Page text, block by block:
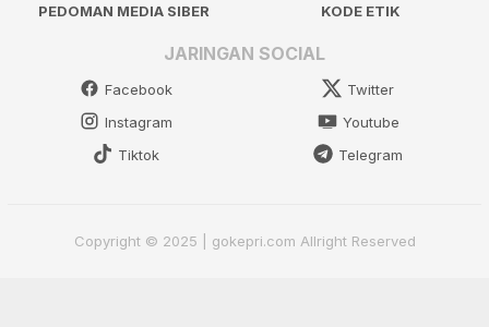
PEDOMAN MEDIA SIBER
KODE ETIK
JARINGAN SOCIAL
Facebook
Twitter
Instagram
Youtube
Tiktok
Telegram
Copyright © 2025 | gokepri.com Allright Reserved